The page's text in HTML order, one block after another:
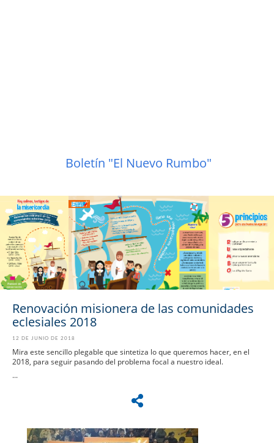
Boletín "El Nuevo Rumbo"
Renovación misionera de las comunidades
eclesiales 2018
12 DE JUNIO DE 2018
Mira este sencillo plegable que sintetiza lo que queremos hacer, en el
2018, para seguir pasando del problema focal a nuestro ideal.
...